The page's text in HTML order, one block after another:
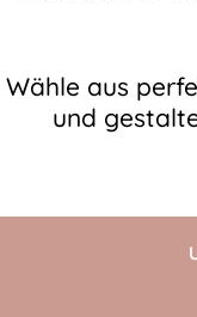
Wähle aus
und